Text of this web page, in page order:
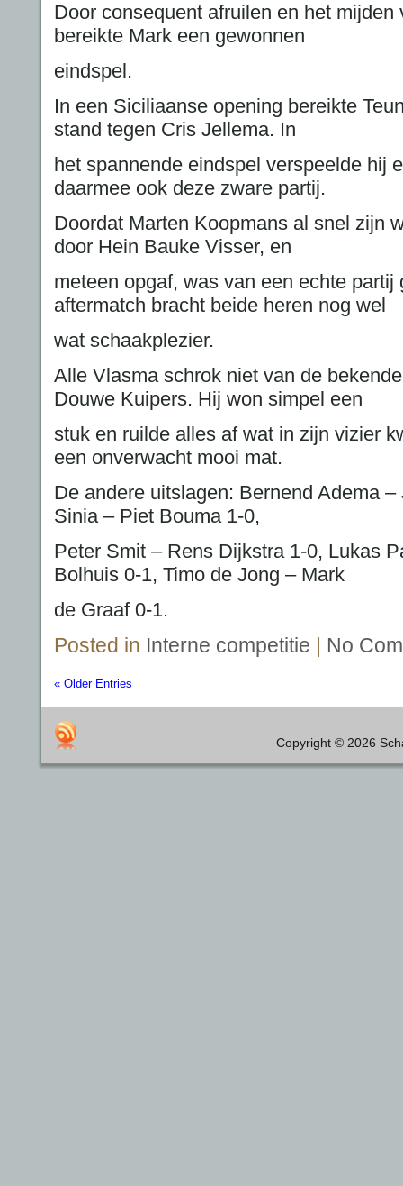
Door consequent afruilen en het
bereikte Mark een gewonnen
eindspel.
In een Siciliaanse opening bereikte
stand tegen Cris Jellema. In
het spannende eindspel verspeelde hij
daarmee ook deze zware partij.
Doordat Marten Koopmans al snel zijn
door Hein Bauke Visser, en
meteen opgaf, was van een echte partij
aftermatch bracht beide heren nog wel
wat schaakplezier.
Alle Vlasma schrok niet van de
Douwe Kuipers. Hij won simpel een
stuk en ruilde alles af wat in zijn vizier
een onverwacht mooi mat.
De andere uitslagen: Bernend Adema
Sinia – Piet Bouma 1-0,
Peter Smit – Rens Dijkstra 1-0, Lukas
Bolhuis 0-1, Timo de Jong – Mark
de Graaf 0-1.
Posted in Interne competitie | No
« Older Entries
Copyright © 2026